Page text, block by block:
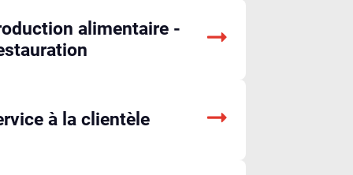
alimentaire -
à la clientèle